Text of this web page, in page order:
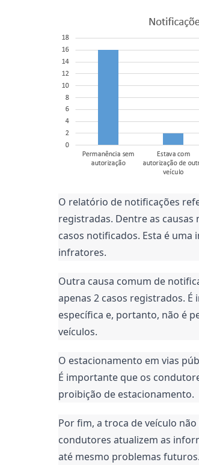
O relatório de notificações
registradas. Dentre as causas
casos notificados. Esta é
infratores.
Outra causa comum de
apenas 2 casos registrados.
específica e, portanto, não é
veículos.
O estacionamento em vias
É importante que os
proibição de estacionamento.
Por fim, a troca de veículo
condutores atualizem as
até mesmo problemas futuros.